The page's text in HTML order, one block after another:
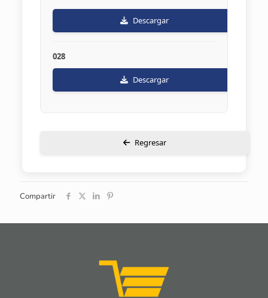
Descargar
028
Descargar
Regresar
Compartir